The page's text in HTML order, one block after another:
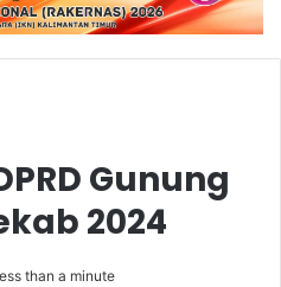
Gunung
2024
than a minute